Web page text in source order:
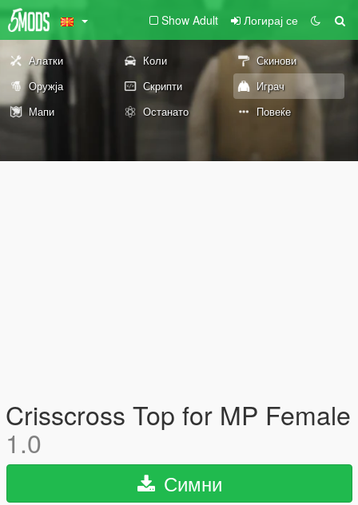
Show Adult Логирај се
Алатки Коли
Скинови
Оружја
Скрипти
Играч
Мапи
Останато Повеќе
Crisscross Top for MP Female
1.0
Симни